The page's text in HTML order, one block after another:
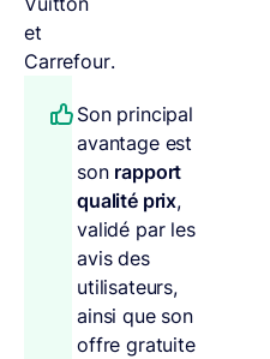
et
Carrefour.
Son principal
avantage est
son rapport
qualité prix,
validé par les
avis des
utilisateurs,
ainsi que son
offre gratuite